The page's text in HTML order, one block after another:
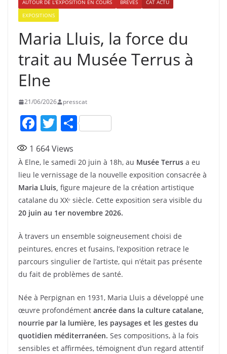
AUTOUR DE L'EXPOSITION EN COURS BRÈVES
CAT ACTU
EXPOSITIONS
Maria Lluis, la force du
trait au Musée Terrus à
Elne
21/06/2026 presscat
F
c
e
b
o
o
k
T
itt
er
P
ta
g
er
1 664Views
À Elne, le samedi 20 juin à 18h, au Musée Terrus a eu
lieu le vernissage de la nouvelle exposition consacrée à
Maria Lluis, figure majeure de la création artistique
catalane du XXᵉ siècle. Cette exposition sera visible du
20 juin au 1er novembre 2026.
À travers un ensemble soigneusement choisi de
peintures, encres et fusains, l’exposition retrace le
parcours singulier de l’artiste, qui n’était pas présente
du fait de problèmes de santé.
Née à Perpignan en 1931, Maria Lluis a développé une
œuvre profondément ancrée dans la culture catalane,
nourrie par la lumière, les paysages et les gestes du
quotidien méditerranéen. Ses compositions, à la fois
sensibles et affirmées, témoignent d’un regard attentif